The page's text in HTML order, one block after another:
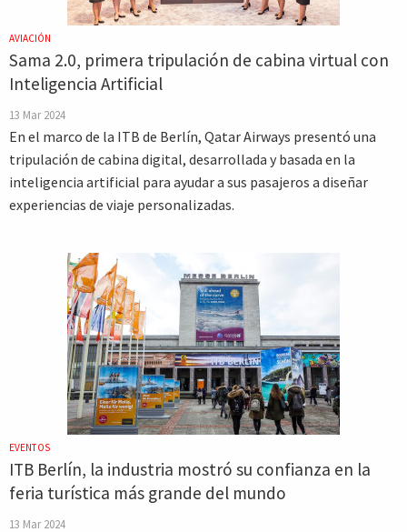
AVIACIÓN
Sama 2.0, primera tripulación de cabina virtual con
Inteligencia Artificial
13 Mar 2024
En el marco de la ITB de Berlín, Qatar Airways presentó una
tripulación de cabina digital, desarrollada y basada en la
inteligencia artificial para ayudar a sus pasajeros a diseñar
experiencias de viaje personalizadas.
EVENTOS
ITB Berlín, la industria mostró su confianza en la
feria turística más grande del mundo
13 Mar 2024